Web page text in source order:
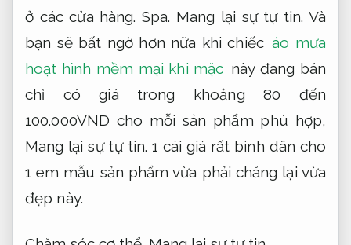
ở các cửa hàng.Spa. Mang lại sự tự tin. Và
bạn sẽ bất ngờ hơn nữa khi chiếc áo mưa
hoạt hình mềm mại khi mặc này đang bán
chỉ có giá trong khoảng 80 đến
100.000VND cho mỗi sản phẩm phù hợp,
Mang lại sự tự tin. 1 cái giá rất bình dân cho
1 em mẫu sản phẩm vừa phải chăng lại vừa
đẹp này.